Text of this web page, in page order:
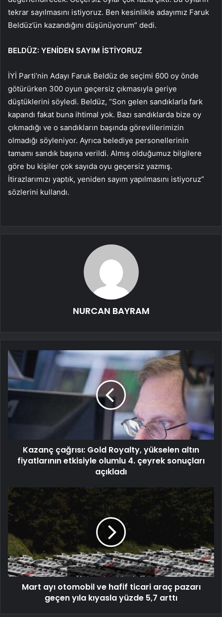
tekrar sayılmasını istiyoruz. Ben kesinlikle adayımız Faruk
Beldüz’ün kazandığını düşünüyorum” dedi.
BELDÜZ: YENİDEN SAYIM İSTİYORUZ
İYİ Parti’nin Adayı Faruk Beldüz de seçimi 600 oy önde
götürürken 300 oyun geçersiz çıkmasıyla geriye
düştüklerini söyledi. Beldüz, “Son gelen sandıklarla fark
kapandı fakat buna ihtimal yok. Bazı sandıklarda bize oy
çıkmadığı ve o sandıkların başında görevlilerimizin
olmadığı söyleniyor. Ayrıca belediye personellerinin
tamamı sandık başına verildi. Almış olduğumuz bilgilere
göre bu kişiler çok sayıda oyu geçersiz yazmış.
İtirazlarımızı yaptık, yeniden sayım yapılmasını istiyoruz”
sözlerini kullandı.
NURCAN BAYRAM
Kazanç çağrısı: Gold Royalty, yükselen altın
fiyatlarının etkisiyle olumlu 4. çeyrek sonuçları
açıkladı
Mart ayı otomobil ve hafif ticari araç pazarı
geçen yıla kıyasla yüzde 5,7 arttı